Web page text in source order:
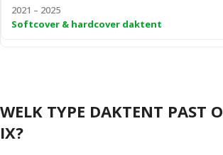
2021 – 2025
Softcover & hardcover daktent
WELK TYPE DAKTENT PAST
IX?